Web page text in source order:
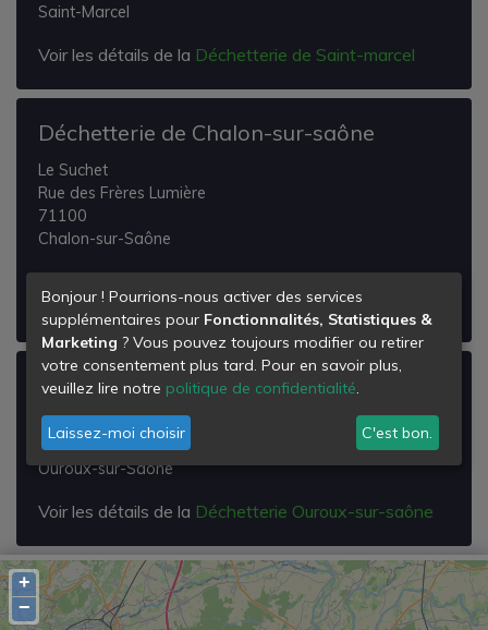
Saint-Marcel
Voir les détails de la Déchetterie de Saint-marcel
Déchetterie de Chalon-sur-saône
Le Suchet
Rue des Frères Lumière
71100
Chalon-sur-Saône
saône
Déchetterie Ouroux-sur-saône
38 Rte de l'Abergement
71370
Ouroux-sur-Saône
Voir les détails de la Déchetterie Ouroux-sur-saône
+
−
Bonjour ! Pourrions-nous activer des services
supplémentaires pour Fonctionnalités, Statistiques &
Marketing ? Vous pouvez toujours modifier ou retirer
votre consentement plus tard. Pour en savoir plus,
veuillez lire notre politique de confidentialité.
Laissez-moi choisir C'est bon.